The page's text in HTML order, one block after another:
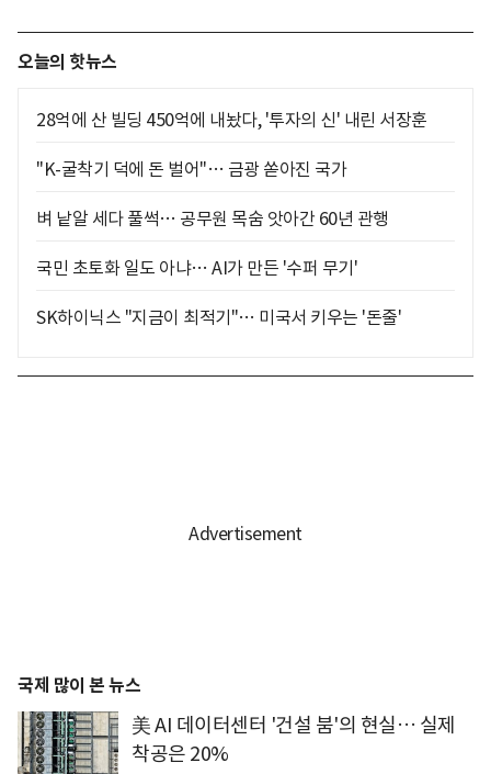
오늘의 핫뉴스
28억에 산 빌딩 450억에 내놨다, '투자의 신' 내린 서장훈
"K-굴착기 덕에 돈 벌어"… 금광 쏟아진 국가
벼 낱알 세다 풀썩… 공무원 목숨 앗아간 60년 관행
국민 초토화 일도 아냐… AI가 만든 '수퍼 무기'
SK하이닉스 "지금이 최적기"… 미국서 키우는 '돈줄'
국제 많이 본 뉴스
美 AI 데이터센터 '건설 붐'의 현실… 실제
착공은 20%